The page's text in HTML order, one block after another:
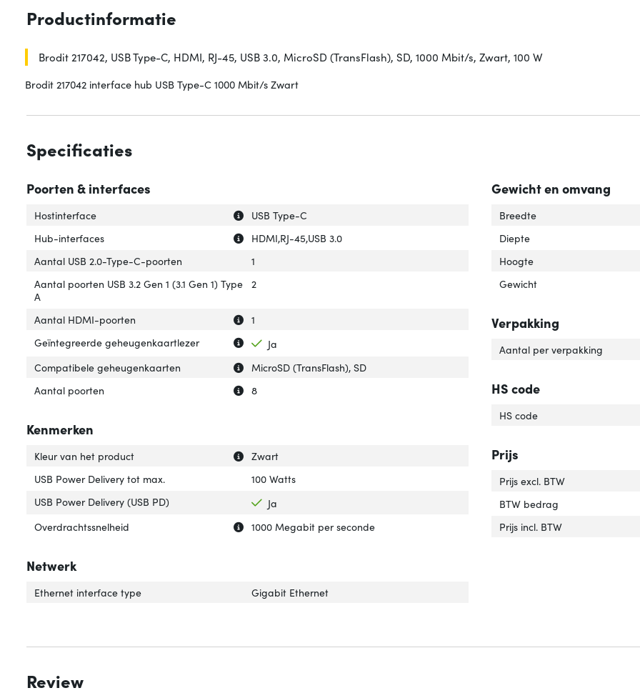
Productinformatie
Brodit 217042, USB Type-C, HDMI, RJ-45, USB 3.0, MicroSD (TransFlash), SD, 1000 Mbit/s, Zwart, 100 W
Brodit 217042 interface hub USB Type-C 1000 Mbit/s Zwart
Specificaties
Poorten & interfaces
Uitleg over 'Hostinterface'
Verberg uitleg over 'Hostinterface'
Hostinterface
USB Type-C
Uitleg over 'Hub-interfaces'
Verberg uitleg over 'Hub-interfaces'
Hub-interfaces
HDMI,RJ-45,USB 3.0
Aantal USB 2.0-Type-C-poorten
1
Aantal poorten USB 3.2 Gen 1 (3.1 Gen 1) Type
A
2
Uitleg over 'Aantal HDMI-poorten'
Verberg uitleg over 'Aantal HDMI-poorten'
Aantal HDMI-poorten
1
Uitleg over 'Geïntegreerde geheugenkaartlezer'
Verberg uitleg over 'Geïntegreerde geheugenkaartlezer'
Geïntegreerde geheugenkaartlezer
Ja
Uitleg over 'Compatibele geheugenkaarten'
Verberg uitleg over 'Compatibele geheugenkaarten'
Compatibele geheugenkaarten
MicroSD (TransFlash), SD
Uitleg over 'Aantal poorten'
Verberg uitleg over 'Aantal poorten'
Aantal poorten 8
Kenmerken
Uitleg over 'Kleur van het product'
Verberg uitleg over 'Kleur van het product'
Kleur van het product
Zwart
USB Power Delivery tot max.
100 Watts
USB Power Delivery (USB PD)
Ja
Uitleg over 'Overdrachtssnelheid'
Verberg uitleg over 'Overdrachtssnelheid'
Overdrachtssnelheid 1000 Megabit per seconde
Netwerk
Ethernet interface type Gigabit Ethernet
Gewicht en omvang
Breedte
Diepte
Hoogte
Gewicht
Verpakking
Aantal per verpakking
HS code
HS code
Prijs
Prijs excl. BTW
BTW bedrag
Prijs incl. BTW
Review